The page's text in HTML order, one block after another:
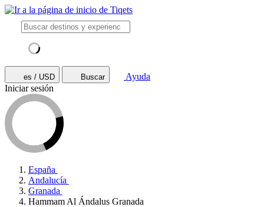
es / USD Buscar
Ayuda
Iniciar sesión
España
Andalucía
Granada
Hammam Al Ándalus Granada